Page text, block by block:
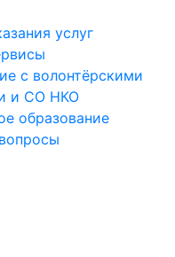
услуг
с волонтёрскими
и СО НКО
образование